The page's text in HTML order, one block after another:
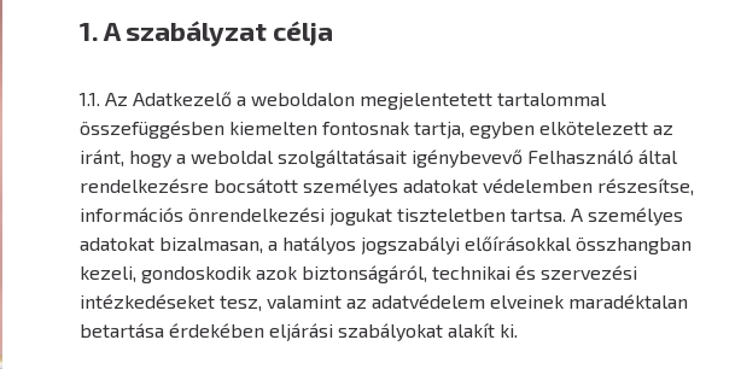
1. A szabályzat célja
1.1. Az Adatkezelő a weboldalon megjelentetett tartalommal
összefüggésben kiemelten fontosnak tartja, egyben elkötelezett az
iránt, hogy a weboldal szolgáltatásait igénybevevő Felhasználó által
rendelkezésre bocsátott személyes adatokat védelemben részesítse,
információs önrendelkezési jogukat tiszteletben tartsa. A személyes
adatokat bizalmasan, a hatályos jogszabályi előírásokkal összhangban
kezeli, gondoskodik azok biztonságáról, technikai és szervezési
intézkedéseket tesz, valamint az adatvédelem elveinek maradéktalan
betartása érdekében eljárási szabályokat alakít ki.